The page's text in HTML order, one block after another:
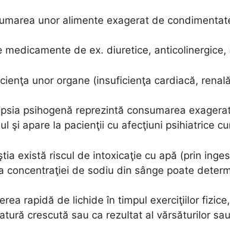
unor alimente exagerat de
medicamente de ex. diuretice, anticolinergice,
unor organe (insuficienţa cardiacă,
psihogenă reprezintă consumarea
şi apare la pacienţii cu afecţiuni psihiatrice
există riscul de intoxicaţie cu apă (prin
concentraţiei de sodiu din sânge poate
rapidă de lichide în timpul exerciţiilor
crescută sau ca rezultat al vărsăturilor